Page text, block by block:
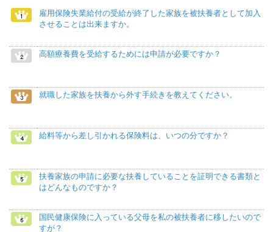
雇用保険失業給付の受給が終了した家族を被扶養者として加入
させることは出来ますか。
高額療養費を受給するためには申請が必要ですか？
就職した家族を扶養から外す手続きを教えてください。
給料等から差し引かれる保険料は、いつの分ですか？
扶養家族の申請に必要な扶養していることを証明できる書類と
はどんなものですか？
国民健康保険に入っている父母を私の被扶養者に移したいので
すが？